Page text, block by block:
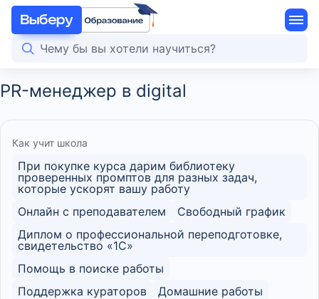
PR-менеджер в digital
Как учит школа
При покупке курса дарим библиотеку
проверенных промптов для разных задач,
которые ускорят вашу работу
Онлайн с преподавателем
Свободный график
Диплом о профессиональной переподготовке,
свидетельство «1С»
Помощь в поиске работы
Поддержка кураторов
Домашние работы